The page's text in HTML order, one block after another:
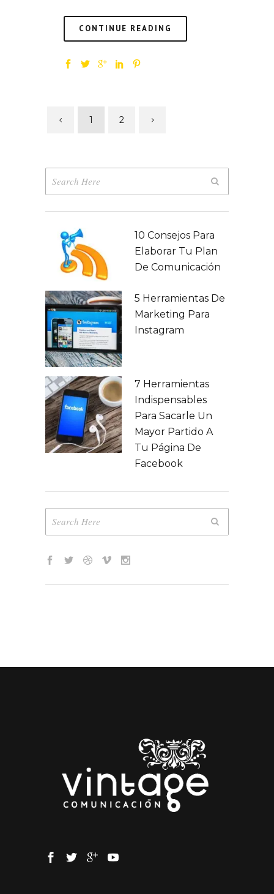
CONTINUE READING
1 2
10 Consejos Para
Elaborar Tu Plan
De Comunicación
5 Herramientas De
Marketing Para
Instagram
7 Herramientas
Indispensables
Para Sacarle Un
Mayor Partido A
Tu Página De
Facebook